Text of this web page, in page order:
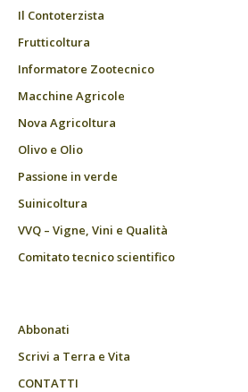
Il Contoterzista
Frutticoltura
Informatore Zootecnico
Macchine Agricole
Nova Agricoltura
Olivo e Olio
Passione in verde
Suinicoltura
VVQ – Vigne, Vini e Qualità
Comitato tecnico scientifico
Abbonati
Scrivi a Terra e Vita
CONTATTI